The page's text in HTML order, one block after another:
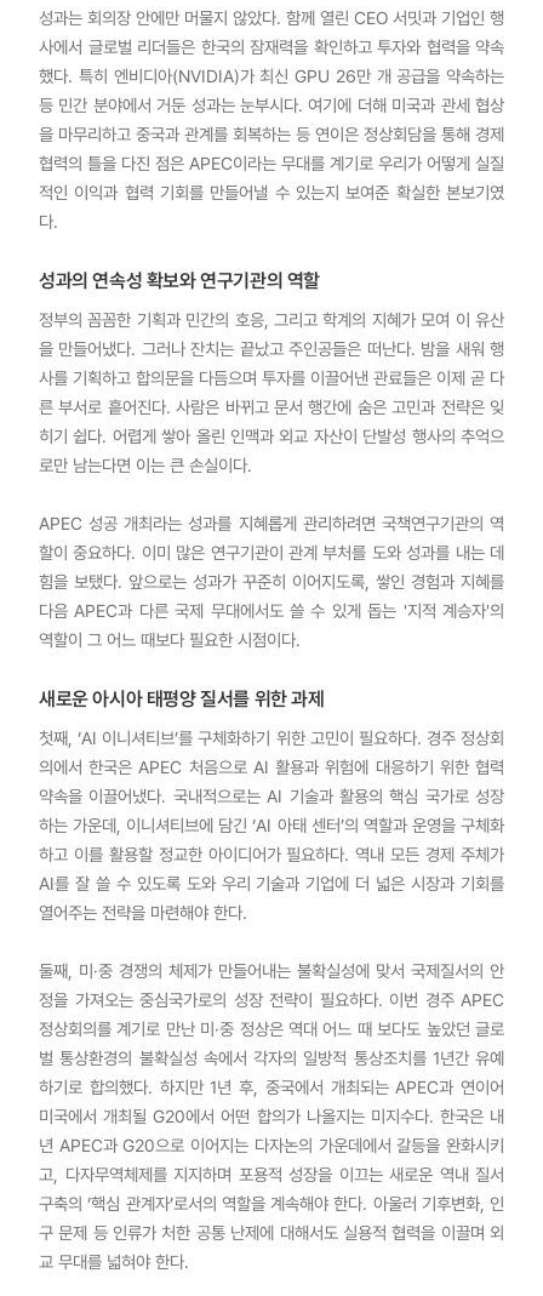
성과는 회의장 안에만 머물지 않았다. 함께 열린 CEO 서밋과 기업인 행
사에서 글로벌 리더들은 한국의 잠재력을 확인하고 투자와 협력을 약속
했다. 특히 엔비디아(NVIDIA)가 최신 GPU 26만 개 공급을 약속하는
등 민간 분야에서 거둔 성과는 눈부시다. 여기에 더해 미국과 관세 협상
을 마무리하고 중국과 관계를 회복하는 등 연이은 정상회담을 통해 경제
협력의 틀을 다진 점은 APEC이라는 무대를 계기로 우리가 어떻게 실질
적인 이익과 협력 기회를 만들어낼 수 있는지 보여준 확실한 본보기였
다.
성과의 연속성 확보와 연구기관의 역할
정부의 꼼꼼한 기획과 민간의 호응, 그리고 학계의 지혜가 모여 이 유산
을 만들어냈다. 그러나 잔치는 끝났고 주인공들은 떠난다. 밤을 새워 행
사를 기획하고 합의문을 다듬으며 투자를 이끌어낸 관료들은 이제 곧 다
른 부서로 흩어진다. 사람은 바뀌고 문서 행간에 숨은 고민과 전략은 잊
히기 쉽다. 어렵게 쌓아 올린 인맥과 외교 자산이 단발성 행사의 추억으
로만 남는다면 이는 큰 손실이다.
APEC 성공 개최라는 성과를 지혜롭게 관리하려면 국책연구기관의 역
할이 중요하다. 이미 많은 연구기관이 관계 부처를 도와 성과를 내는 데
힘을 보탰다. 앞으로는 성과가 꾸준히 이어지도록, 쌓인 경험과 지혜를
다음 APEC과 다른 국제 무대에서도 쓸 수 있게 돕는 '지적 계승자'의
역할이 그 어느 때보다 필요한 시점이다.
새로운 아시아 태평양 질서를 위한 과제
첫째, ‘AI 이니셔티브’를 구체화하기 위한 고민이 필요하다. 경주 정상회
의에서 한국은 APEC 처음으로 AI 활용과 위험에 대응하기 위한 협력
약속을 이끌어냈다. 국내적으로는 AI 기술과 활용의 핵심 국가로 성장
하는 가운데, 이니셔티브에 담긴 ‘AI 아태 센터’의 역할과 운영을 구체화
하고 이를 활용할 정교한 아이디어가 필요하다. 역내 모든 경제 주체가
AI를 잘 쓸 수 있도록 도와 우리 기술과 기업에 더 넓은 시장과 기회를
열어주는 전략을 마련해야 한다.
둘째, 미·중 경쟁의 체제가 만들어내는 불확실성에 맞서 국제질서의 안
정을 가져오는 중심국가로의 성장 전략이 필요하다. 이번 경주 APEC
정상회의를 계기로 만난 미·중 정상은 역대 어느 때 보다도 높았던 글로
벌 통상환경의 불확실성 속에서 각자의 일방적 통상조치를 1년간 유예
하기로 합의했다. 하지만 1년 후, 중국에서 개최되는 APEC과 연이어
미국에서 개최될 G20에서 어떤 합의가 나올지는 미지수다. 한국은 내
년 APEC과 G20으로 이어지는 다자논의 가운데에서 갈등을 완화시키
고, 다자무역체제를 지지하며 포용적 성장을 이끄는 새로운 역내 질서
구축의 ‘핵심 관계자’로서의 역할을 계속해야 한다. 아울러 기후변화, 인
구 문제 등 인류가 처한 공통 난제에 대해서도 실용적 협력을 이끌며 외
교 무대를 넓혀야 한다.